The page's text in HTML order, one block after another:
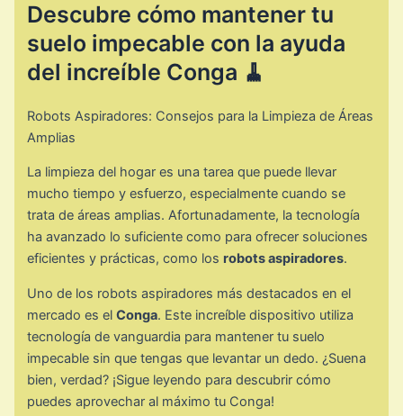
Descubre cómo mantener tu
suelo impecable con la ayuda
del increíble Conga 🧹
Robots Aspiradores: Consejos para la Limpieza de Áreas
Amplias
La limpieza del hogar es una tarea que puede llevar
mucho tiempo y esfuerzo, especialmente cuando se
trata de áreas amplias. Afortunadamente, la tecnología
ha avanzado lo suficiente como para ofrecer soluciones
eficientes y prácticas, como los robots aspiradores.
Uno de los robots aspiradores más destacados en el
mercado es elConga. Este increíble dispositivo utiliza
tecnología de vanguardia para mantener tu suelo
impecable sin que tengas que levantar un dedo. ¿Suena
bien, verdad? ¡Sigue leyendo para descubrir cómo
puedes aprovechar al máximo tu Conga!